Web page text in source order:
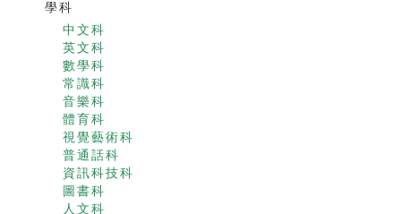
學科
中文科
英文科
數學科
常識科
音樂科
體育科
視覺藝術科
普通話科
資訊科技科
圖書科
人文科